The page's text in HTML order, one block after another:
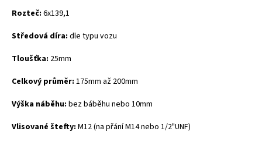
Rozteč: 6x139,1
Středová díra: dle typu vozu
Tloušťka: 25mm
Celkový průměr: 175mm až 200mm
Výška náběhu: bez báběhu nebo 10mm
Vlisované štefty: M12 (na přání M14 nebo 1/2"UNF)